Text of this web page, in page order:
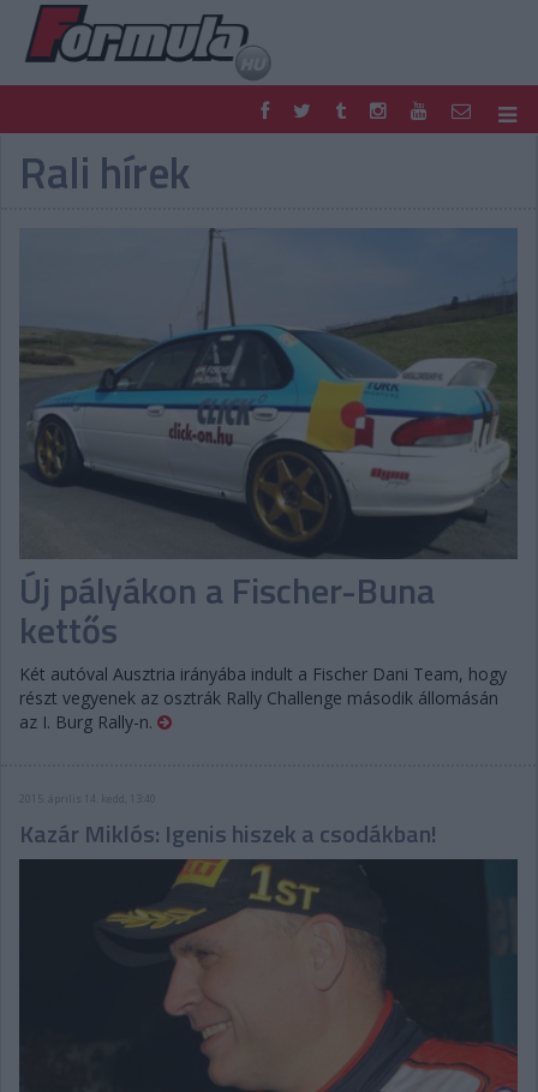
F1
FORMULA
DIGITÁLIS MAGAZIN
PONTÁLLÁSOK
VERSENYNAPTÁRAK
Rali hírek
Új pályákon a Fischer-Buna
kettős
Két autóval Ausztria irányába indult a Fischer Dani Team, hogy
részt vegyenek az osztrák Rally Challenge második állomásán
az I. Burg Rally-n.
2015. április 14. kedd, 13:40
Kazár Miklós: Igenis hiszek a csodákban!